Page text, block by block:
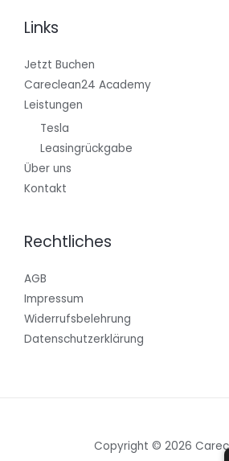
Links
Jetzt Buchen
Careclean24 Academy
Leistungen
Tesla
Leasingrückgabe
Über uns
Kontakt
Rechtliches
AGB
Impressum
Widerrufsbelehrung
Datenschutzerklärung
Copyright © 2026